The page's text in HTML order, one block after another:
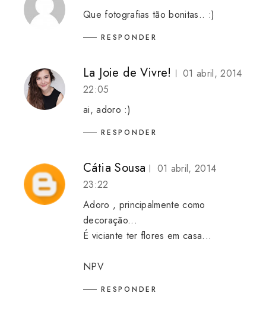
Que fotografias tão bonitas.. :)
RESPONDER
La Joie de Vivre!
01 abril, 2014
22:05
ai, adoro :)
RESPONDER
Cátia Sousa
01 abril, 2014
23:22
Adoro , principalmente como
decoração...
É viciante ter flores em casa...
NPV
RESPONDER